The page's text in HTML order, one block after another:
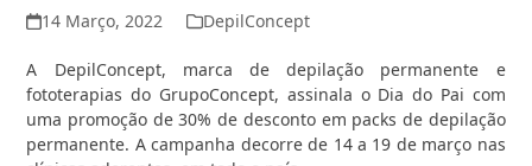
14 Março, 2022 DepilConcept
A DepilConcept, marca de depilação permanente e
fototerapias do GrupoConcept, assinala o Dia do Pai com
uma promoção de 30% de desconto em packs de depilação
permanente. A campanha decorre de 14 a 19 de março nas